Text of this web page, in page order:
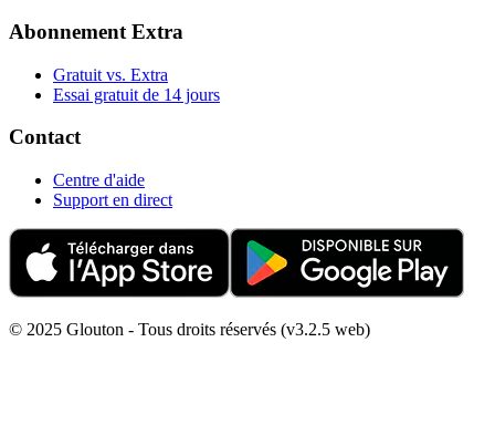
Abonnement Extra
Gratuit vs. Extra
Essai gratuit de 14 jours
Contact
Centre d'aide
Support en direct
© 2025 Glouton - Tous droits réservés (v3.2.5 web)